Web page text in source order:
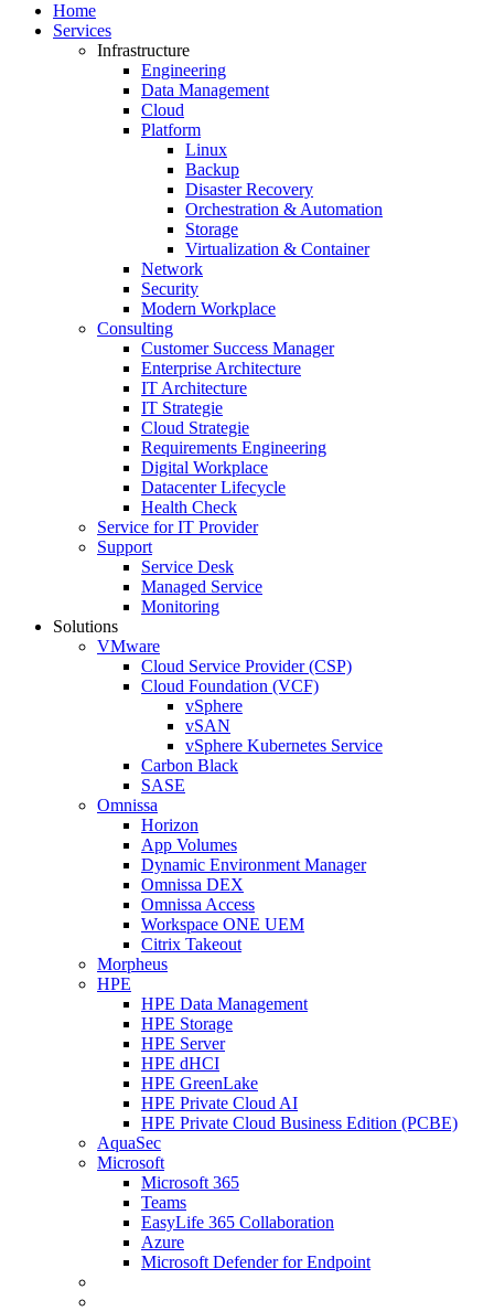
Home
Services
Infrastructure
Engineering
Data Management
Cloud
Platform
Linux
Backup
Disaster Recovery
Orchestration & Automation
Storage
Virtualization & Container
Network
Security
Modern Workplace
Consulting
Customer Success Manager
Enterprise Architecture
IT Architecture
IT Strategie
Cloud Strategie
Requirements Engineering
Digital Workplace
Datacenter Lifecycle
Health Check
Service for IT Provider
Support
Service Desk
Managed Service
Monitoring
Solutions
VMware
Cloud Service Provider (CSP)
Cloud Foundation (VCF)
vSphere
vSAN
vSphere Kubernetes Service
Carbon Black
SASE
Omnissa
Horizon
App Volumes
Dynamic Environment Manager
Omnissa DEX
Omnissa Access
Workspace ONE UEM
Citrix Takeout
Morpheus
HPE
HPE Data Management
HPE Storage
HPE Server
HPE dHCI
HPE GreenLake
HPE Private Cloud AI
HPE Private Cloud Business Edition (PCBE)
AquaSec
Microsoft
Microsoft 365
Teams
EasyLife 365 Collaboration
Azure
Microsoft Defender for Endpoint